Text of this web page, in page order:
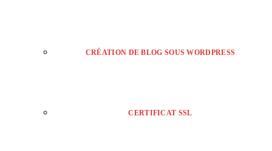
CRÉATION DE BLOG SOUS WORDPRESS
CERTIFICAT SSL